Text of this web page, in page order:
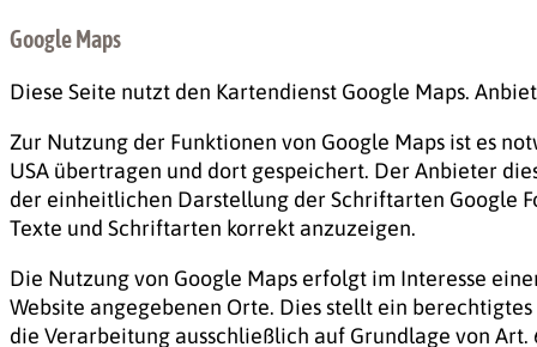
Google Maps
Diese Seite nutzt den Kartendienst Google Maps.
Zur Nutzung der Funktionen von Google Maps ist es
USA übertragen und dort gespeichert. Der Anbieter
der einheitlichen Darstellung der Schriftarten Google
Texte und Schriftarten korrekt anzuzeigen.
Die Nutzung von Google Maps erfolgt im Interesse
Website angegebenen Orte. Dies stellt ein
die Verarbeitung ausschließlich auf Grundlage von Art.